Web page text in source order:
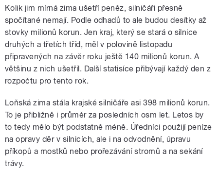
Kolik jim mírná zima ušetří peněz, silničáři přesně
spočítané nemají. Podle odhadů to ale budou desítky až
stovky milionů korun. Jen kraj, který se stará o silnice
druhých a třetích tříd, měl v polovině listopadu
připravených na závěr roku ještě 140 milionů korun. A
většinu z nich ušetřil. Další statisíce přibývají každý den z
rozpočtu pro tento rok.
Loňská zima stála krajské silničáře asi 398 milionů korun.
To je přibližně i průměr za posledních osm let. Letos by
to tedy mělo být podstatně méně. Úředníci použijí peníze
na opravy děr v silnicích, ale i na odvodnění, úpravu
příkopů a mostků nebo prořezávání stromů a na sekání
trávy.